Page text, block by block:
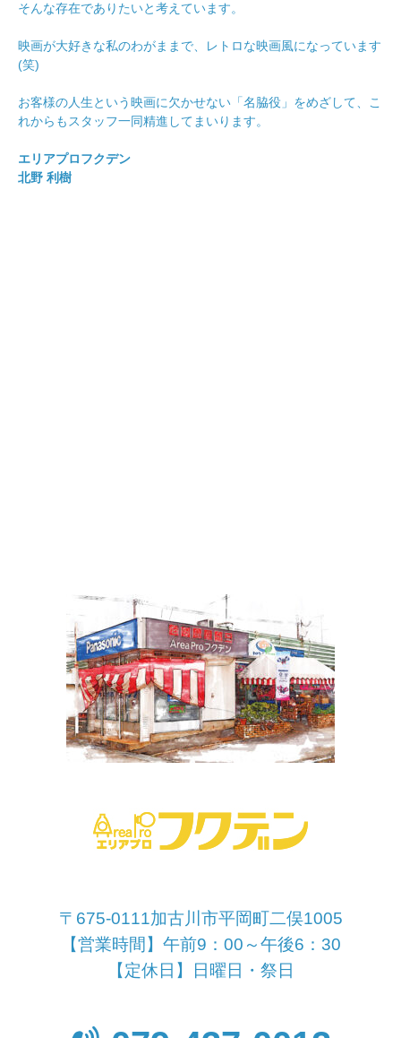
そんな存在でありたいと考えています。
映画が大好きな私のわがままで、レトロな映画風になっています
(笑)
お客様の人生という映画に欠かせない「名脇役」をめざして、こ
れからもスタッフ一同精進してまいります。
エリアプロフクデン
北野 利樹
〒675-0111加古川市平岡町二俣1005
【営業時間】午前9：00～午後6：30
【定休日】日曜日・祭日